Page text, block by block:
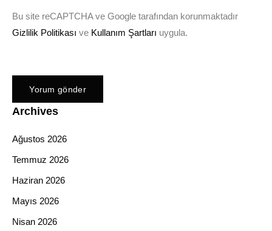
Bu site reCAPTCHA ve Google tarafından korunmaktadır
Gizlilik Politikası ve Kullanım Şartları uygula.
Archives
Ağustos 2026
Temmuz 2026
Haziran 2026
Mayıs 2026
Nisan 2026